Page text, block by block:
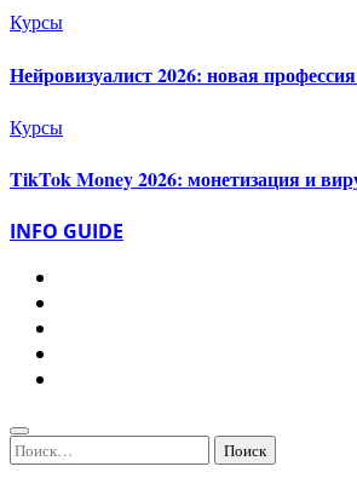
Курсы
Нейровизуалист 2026: новая
Курсы
TikTok Money 2026: монетизация и
INFO GUIDE
Найти: